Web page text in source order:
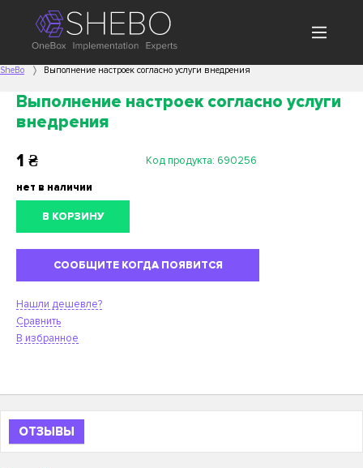
SheBo Выполнение настроек согласно услуги внедрения
Выполнение настроек согласно услуги
внедрения
1 ₴ Код продукта: 690256
нет в наличии
В КОРЗИНУ
СООБЩИТЕ КОГДА ПОЯВИТСЯ
Нашли дешевле?
Сравнить
В избранное
ОТЗЫВЫ